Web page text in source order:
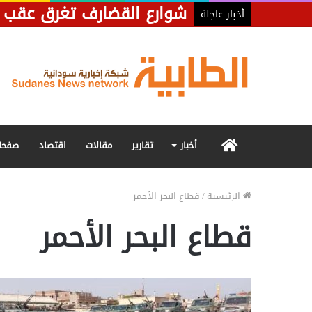
أخبار عاجلة شوارع القضارف تغرق
الرئيسيةأخبار تقارير مقالات اقتصاد
الرئيسية/قطاع البحر الأحمر
قطاع البحر الأحمر